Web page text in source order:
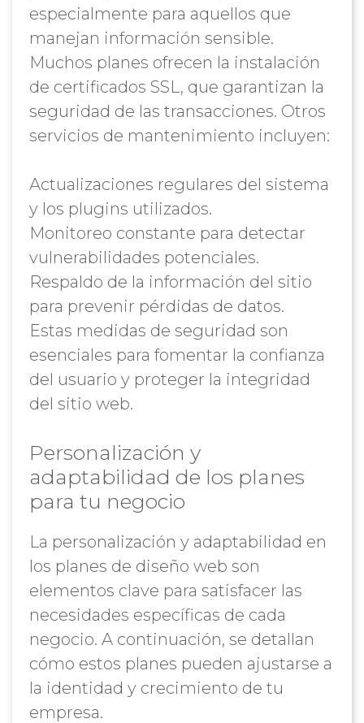
especialmente para aquellos que
manejan información sensible.
Muchos planes ofrecen la instalación
de certificados SSL, que garantizan la
seguridad de las transacciones. Otros
servicios de mantenimiento incluyen:
Actualizaciones regulares del sistema
y los plugins utilizados.
Monitoreo constante para detectar
vulnerabilidades potenciales.
Respaldo de la información del sitio
para prevenir pérdidas de datos.
Estas medidas de seguridad son
esenciales para fomentar la confianza
del usuario y proteger la integridad
del sitio web.
Personalización y
adaptabilidad de los planes
para tu negocio
La personalización y adaptabilidad en
los planes de diseño web son
elementos clave para satisfacer las
necesidades específicas de cada
negocio. A continuación, se detallan
cómo estos planes pueden ajustarse a
la identidad y crecimiento de tu
empresa.